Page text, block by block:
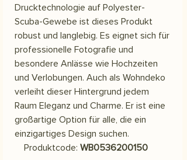
Drucktechnologie auf Polyester-
Scuba-Gewebe ist dieses Produkt
robust und langlebig. Es eignet sich für
professionelle Fotografie und
besondere Anlässe wie Hochzeiten
und Verlobungen. Auch als Wohndeko
verleiht dieser Hintergrund jedem
Raum Eleganz und Charme. Er ist eine
großartige Option für alle, die ein
einzigartiges Design suchen.
Produktcode: WB0536200150